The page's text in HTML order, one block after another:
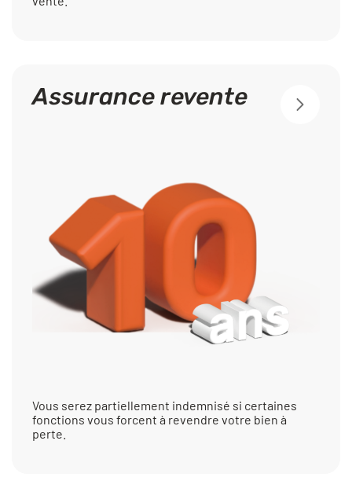
Assurance revente
Vous serez partiellement indemnisé si certaines
fonctions vous forcent à revendre votre bien à
perte.